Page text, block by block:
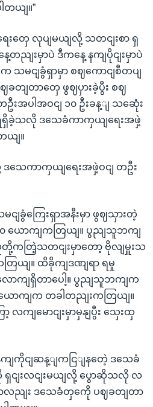
တယျ။”
ေးတှေ လုပျမယျလို့ သတငျးစာ ရှ
နေ့တညျးမှာပဲ ဒီကနေ့ နကျပိုငျးမှာပဲ
သမငျခွံရှာမှာ စဈကောငျစီတပျ
ခတျတာတှေ ဖွဈပှားခဲ့ပွီး စဈ
းအပါအဝငျ ၁၀ ဦးခန့ျ သဆေုံး
ရရှိခဲ့သလို ဒသေခံကာကှယျရေးအဖှဲ့
ယျ။
သေကာကှယျရေးအဖှဲ့ဝငျ တဦး
ျခွံကြေးရှာအနီးမှာ ဖွဈသှားတဲ့
ောကျကတြယျ။ ပွညျသူဘကျ
ကတြဲ့သတငျးမှာတော့ ဗိုလျမှူးသ
တြယျ။ ထိခိုကျဒဏျရာ ရမှု
ောကျရှိတာပေါ့။ ပွညျသူဘကျက
ောကျက တခါတညျးကတြယျ။
ကျမောငျးမှာမှနျပွီး သှေးထှ
ကျကိုငျဆန့ျကငြျနတေဲ့ ဒသေခံ
ငျးလငျးမယျလို့ ပွောဆိုသလို လ
ာလညျး ဒသေခံတှကေို ပဈခတျတာ